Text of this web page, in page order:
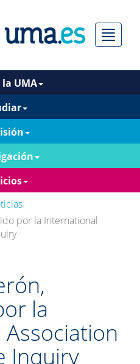
Menú
la UMA
por la International
la
Inquiry